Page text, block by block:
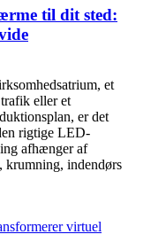
til dit sted:
et
eller et
er det
rigtige LED-
afhænger af
krumning, indendørs